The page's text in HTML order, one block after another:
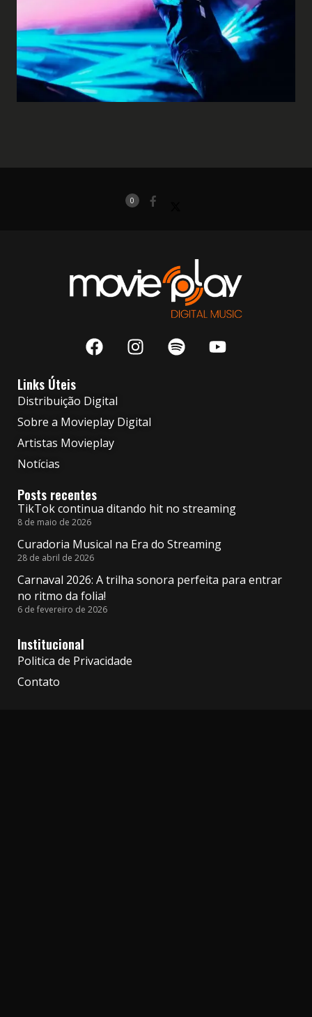
0
Links Úteis
Distribuição Digital
Sobre a Movieplay Digital
Artistas Movieplay
Notícias
Posts recentes
TikTok continua ditando hit no streaming
8 de maio de 2026
Curadoria Musical na Era do Streaming
28 de abril de 2026
Carnaval 2026: A trilha sonora perfeita para entrar
no ritmo da folia!
6 de fevereiro de 2026
Institucional
Politica de Privacidade
Contato